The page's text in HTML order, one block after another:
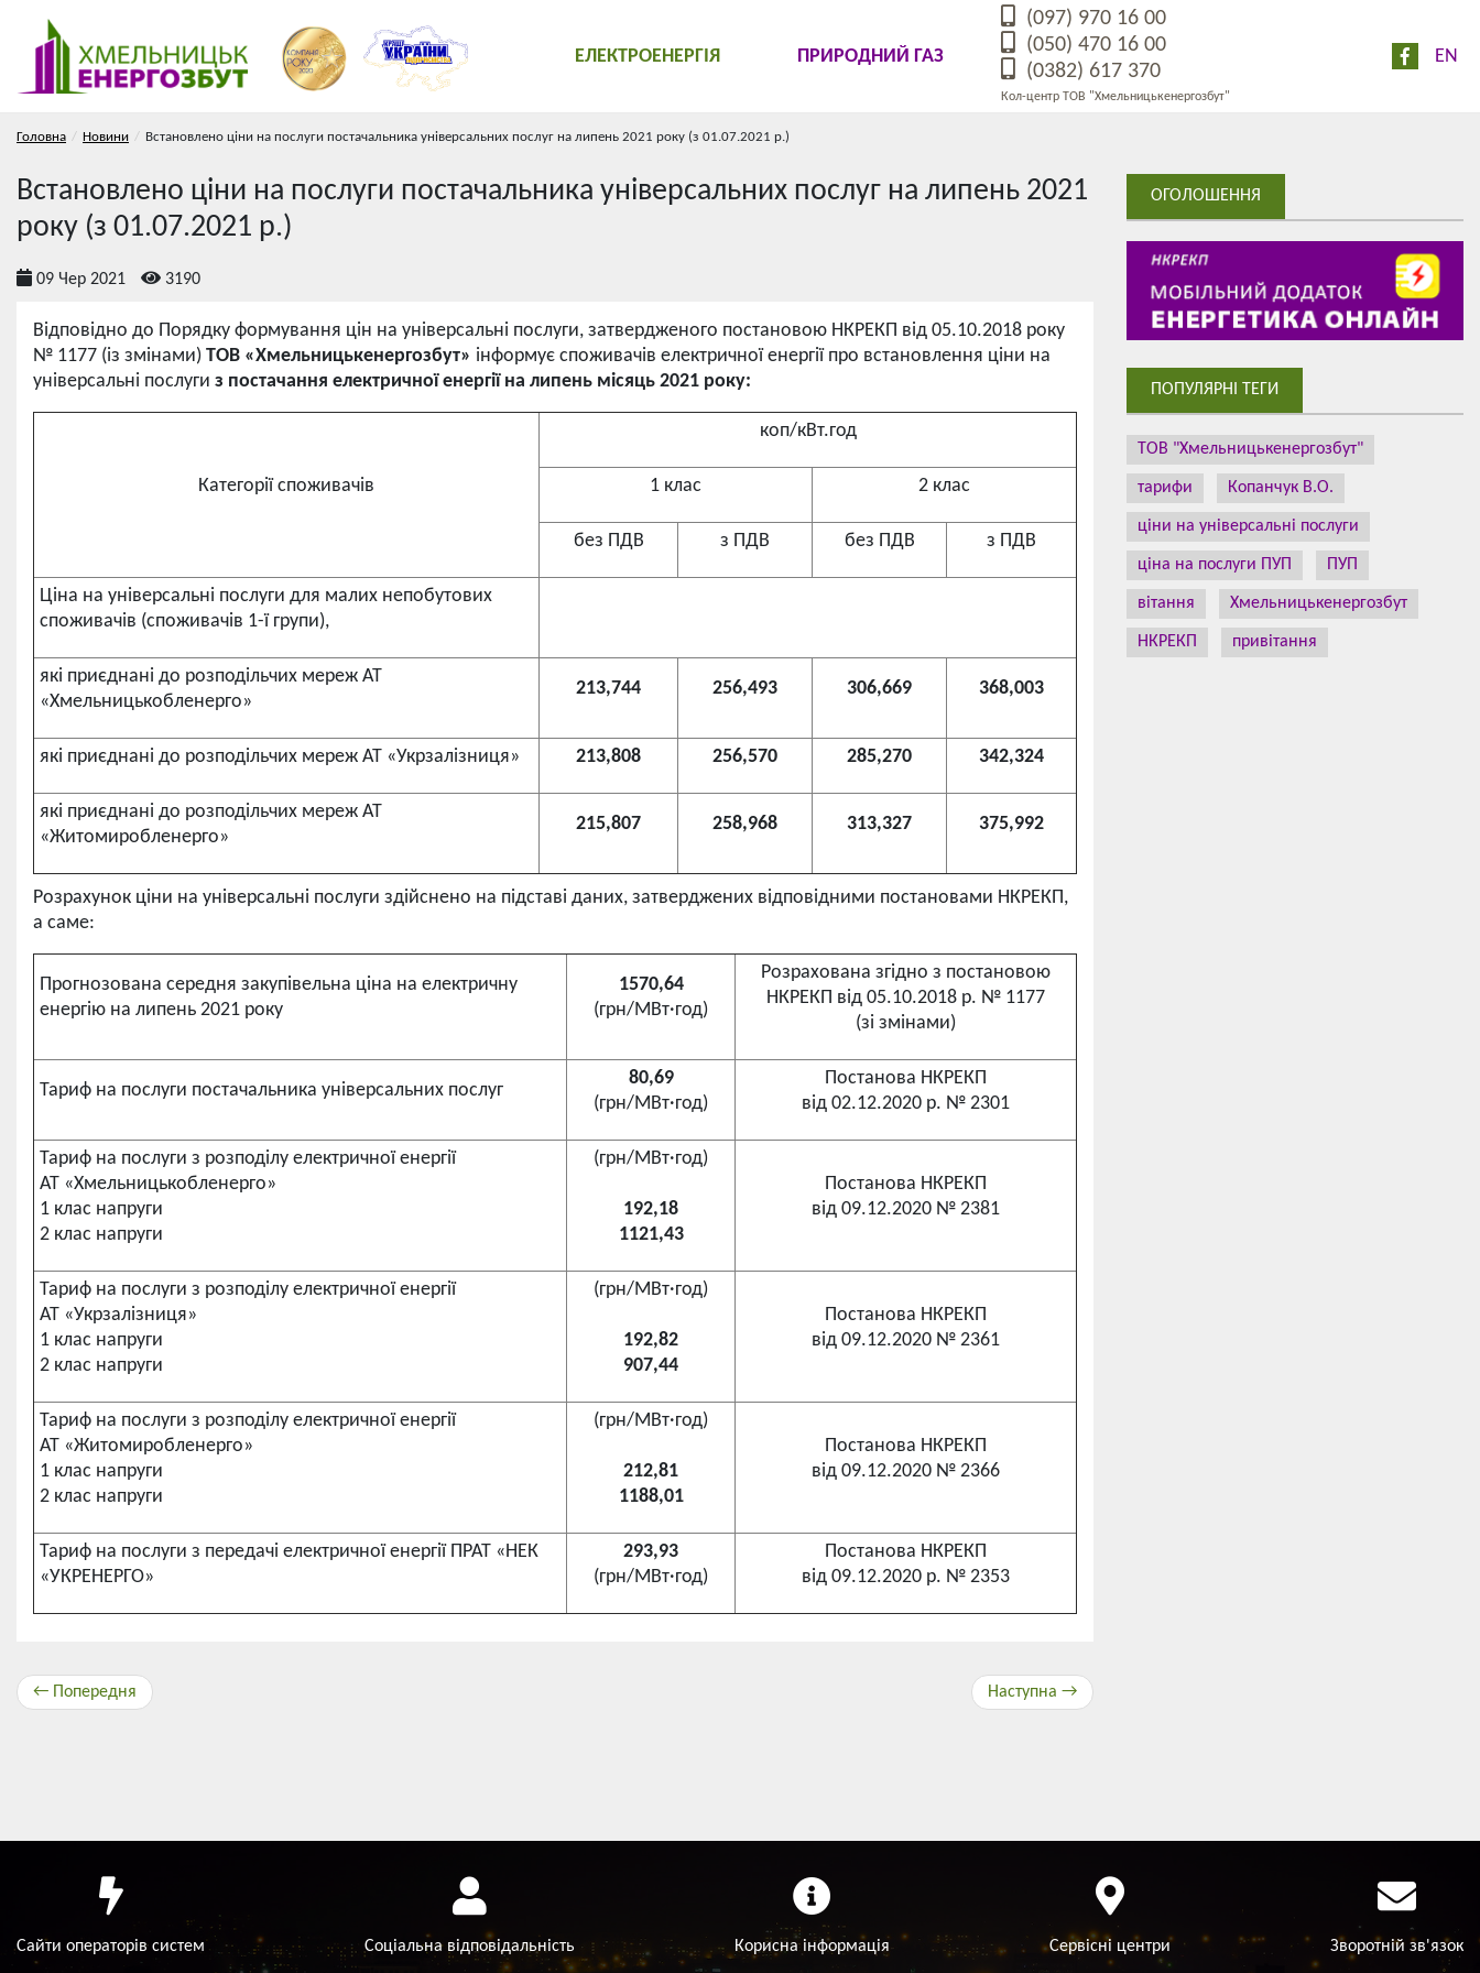
ЕЛЕКТРОЕНЕРГІЯ ПРИРОДНИЙ ГАЗ
(097) 970 16 00
(050) 470 16 00
(0382) 617 370
Кол-центр ТОВ "Хмельницькенергозбут"
EN
Головна Новини Встановлено ціни на послуги постачальника універсальних послуг на липень 2021 року (з 01.07.2021 р.)
Встановлено ціни на послуги постачальника універсальних послуг на липень 2021
року (з 01.07.2021 р.)
09 Чер 2021 3190
Відповідно до Порядку формування цін на універсальні послуги, затвердженого постановою НКРЕКП від 05.10.2018 року
№ 1177 (із змінами) ТОВ «Хмельницькенергозбут» інформує споживачів електричної енергії про встановлення ціни на
універсальні послуги з постачання електричної енергії на липень місяць 2021 року:
Категорії споживачів
коп/кВт.год
1 клас 2 клас
без ПДВ з ПДВ без ПДВ з ПДВ
Ціна на універсальні послуги для малих непобутових
споживачів (споживачів 1-ї групи),
які приєднані до розподільчих мереж АТ
«Хмельницькобленерго»
213,744 256,493 306,669 368,003
які приєднані до розподільчих мереж АТ «Укрзалізниця» 213,808 256,570 285,270 342,324
які приєднані до розподільчих мереж АТ
«Житомиробленерго»
215,807 258,968 313,327 375,992
Розрахунок ціни на універсальні послуги здійснено на підставі даних, затверджених відповідними постановами НКРЕКП,
а саме:
Прогнозована середня закупівельна ціна на електричну
енергію на липень 2021 року
1570,64
(грн/МВт·год)
Розрахована згідно з постановою
НКРЕКП від 05.10.2018 р. № 1177
(зі змінами)
Тариф на послуги постачальника універсальних послуг
80,69
(грн/МВт·год)
Постанова НКРЕКП
від 02.12.2020 р. № 2301
Тариф на послуги з розподілу електричної енергії
АТ «Хмельницькобленерго»
1 клас напруги
2 клас напруги
(грн/МВт·год)
192,18
1121,43
Постанова НКРЕКП
від 09.12.2020 № 2381
Тариф на послуги з розподілу електричної енергії
АТ «Укрзалізниця»
1 клас напруги
2 клас напруги
(грн/МВт·год)
192,82
907,44
Постанова НКРЕКП
від 09.12.2020 № 2361
Тариф на послуги з розподілу електричної енергії
АТ «Житомиробленерго»
1 клас напруги
2 клас напруги
(грн/МВт·год)
212,81
1188,01
Постанова НКРЕКП
від 09.12.2020 № 2366
Тариф на послуги з передачі електричної енергії ПРАТ «НЕК
«УКРЕНЕРГО»
293,93
(грн/МВт·год)
Постанова НКРЕКП
від 09.12.2020 р. № 2353
← Попередня Наступна →
ОГОЛОШЕННЯ
ПОПУЛЯРНІ ТЕГИ
ТОВ "Хмельницькенергозбут"
тарифи Копанчук В.О.
ціни на універсальні послуги
ціна на послуги ПУП ПУП
вітання Хмельницькенергозбут
НКРЕКП привітання
Сайти операторів систем Соціальна відповідальність Корисна інформація Сервісні центри Зворотній зв'язок